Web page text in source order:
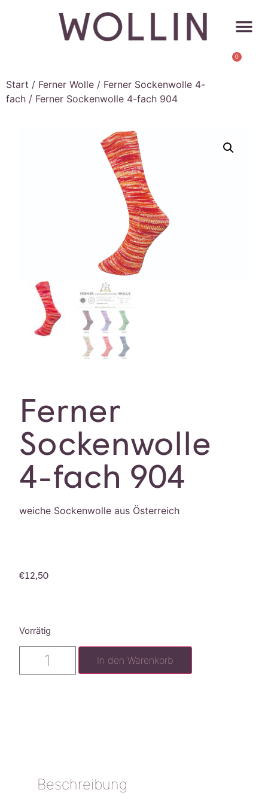
0
Start / Ferner Wolle / Ferner Sockenwolle 4-
fach / Ferner Sockenwolle 4-fach 904
Ferner
Sockenwolle
4-fach 904
weiche Sockenwolle aus Österreich
€12,50
Vorrätig
In den Warenkorb
Beschreibung